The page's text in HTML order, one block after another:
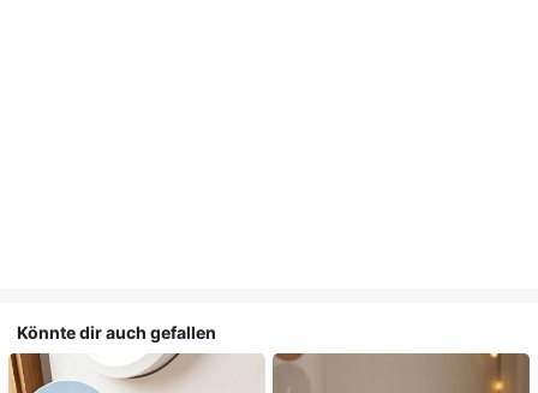
Könnte dir auch gefallen